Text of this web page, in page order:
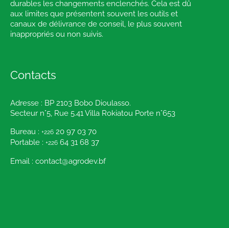
durables les changements enclenchés. Cela est dû
aux limites que présentent souvent les outils et
canaux de délivrance de conseil, le plus souvent
inappropriés ou non suivis.
Contacts
Adresse : BP 2103 Bobo Dioulasso.
Secteur n°5, Rue 5.41 Villa Rokiatou Porte n°653
Bureau : +226 20 97 03 70
Portable : +226 64 31 68 37
Email : contact@agrodev.bf